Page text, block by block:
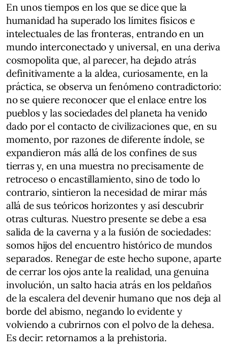
En unos tiempos en los que se dice que la
humanidad ha superado los límites físicos e
intelectuales de las fronteras, entrando en un
mundo interconectado y universal, en una deriva
cosmopolita que, al parecer, ha dejado atrás
definitivamente a la aldea, curiosamente, en la
práctica, se observa un fenómeno contradictorio:
no se quiere reconocer que el enlace entre los
pueblos y las sociedades del planeta ha venido
dado por el contacto de civilizaciones que, en su
momento, por razones de diferente índole, se
expandieron más allá de los confines de sus
tierras y, en una muestra no precisamente de
retroceso o encastillamiento, sino de todo lo
contrario, sintieron la necesidad de mirar más
allá de sus teóricos horizontes y así descubrir
otras culturas. Nuestro presente se debe a esa
salida de la caverna y a la fusión de sociedades:
somos hijos del encuentro histórico de mundos
separados. Renegar de este hecho supone, aparte
de cerrar los ojos ante la realidad, una genuina
involución, un salto hacia atrás en los peldaños
de la escalera del devenir humano que nos deja al
borde del abismo, negando lo evidente y
volviendo a cubrirnos con el polvo de la dehesa.
Es decir: retornamos a la prehistoria.